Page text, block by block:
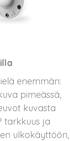
enemmän:
pimeässä,
kuvasta
tarkkuus ja
ulkokäyttöön,